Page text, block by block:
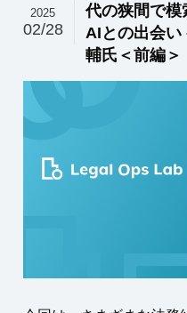
代の狭間で模
AIとの出会
輔氏＜前編＞
2025
02/28